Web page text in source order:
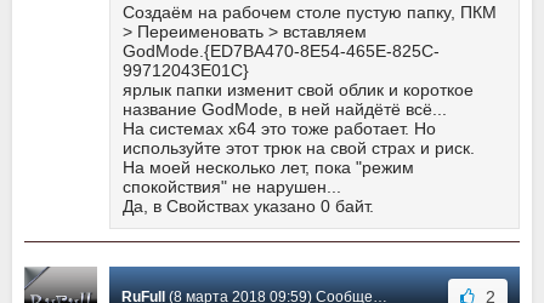
Создаём на рабочем столе пустую папку, ПКМ
> Переименовать > вставляем
GodMode.{ED7BA470-8E54-465E-825C-
99712043E01C}
ярлык папки изменит свой облик и короткое
название GodMode, в ней найдётё всё...
На системах х64 это тоже работает. Но
используйте этот трюк на свой страх и риск.
На моей несколько лет, пока "режим
спокойствия" не нарушен...
Да, в Свойствах указано 0 байт.
RuFull(8 марта 2018 09:59) Сообщение #61 2